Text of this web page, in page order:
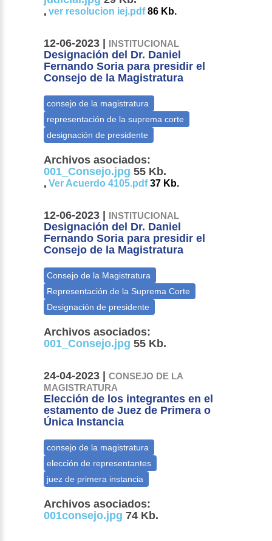
,ver resolucion iej.pdf86 Kb.
12-06-2023 | INSTITUCIONAL
Designación del Dr. Daniel
Fernando Soria para presidir el
Consejo de la Magistratura
Archivos asociados:
001_Consejo.jpg 55 Kb.
,Ver Acuerdo 4105.pdf37 Kb.
12-06-2023 | INSTITUCIONAL
Designación del Dr. Daniel
Fernando Soria para presidir el
Consejo de la Magistratura
Archivos asociados:
001_Consejo.jpg 55 Kb.
24-04-2023 |CONSEJO DE LA
MAGISTRATURA
Elección de los integrantes en el
estamento de Juez de Primera o
Única Instancia
Archivos asociados:
001consejo.jpg 74 Kb.